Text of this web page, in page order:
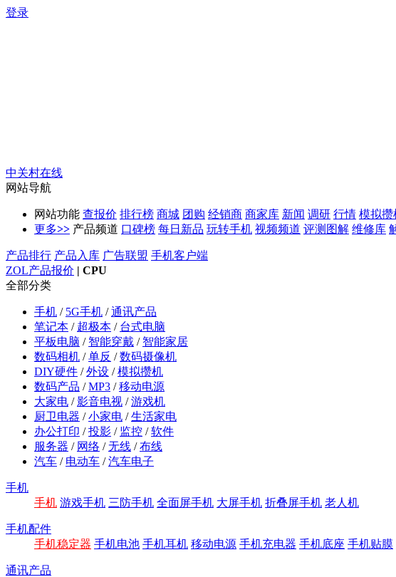
登录
中关村在线
网站导航
网站功能 查报价 排行榜 商城 团购 经销商 商家库 新闻 调研 行情 模拟攒
更多>> 产品频道 口碑榜 每日新品 玩转手机 视频频道 评测图解 维修库
产品排行 产品入库 广告联盟 手机客户端
ZOL产品报价 | CPU
全部分类
手机 / 5G手机 /通讯产品
笔记本 / 超极本 / 台式电脑
平板电脑 / 智能穿戴 / 智能家居
数码相机 /单反 /数码摄像机
DIY硬件 /外设 /模拟攒机
数码产品 /MP3 /移动电源
大家电 /影音电视 /游戏机
厨卫电器 /小家电 /生活家电
办公打印 /投影 / 监控 /软件
服务器 / 网络 /无线 /布线
汽车 / 电动车 /汽车电子
手机
手机 游戏手机 三防手机 全面屏手机 大屏手机 折叠屏手机 老人机
手机配件
手机稳定器 手机电池 手机耳机 移动电源 手机充电器 手机底座 手机贴膜
通讯产品